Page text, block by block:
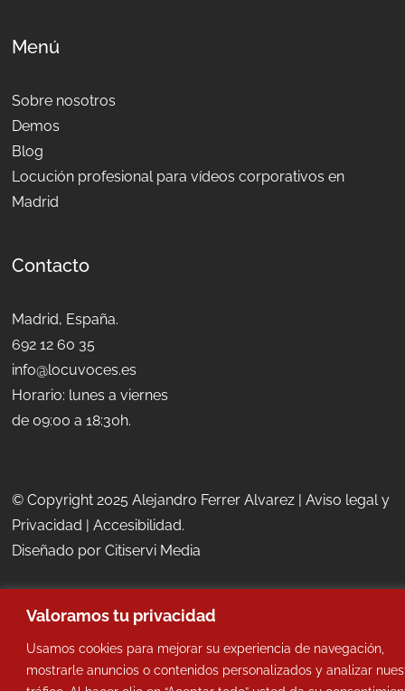
Valoramos tu privacidad
Usamos cookies para mejorar su experiencia de navegación,
mostrarle anuncios o contenidos personalizados y analizar
Menú
Sobre nosotros
Demos
Blog
Locución profesional para vídeos corporativos en
Madrid
Contacto
Madrid, España.
692 12 60 35
info@locuvoces.es
Horario: lunes a viernes
de 09:00 a 18:30h.
© Copyright 2025 Alejandro Ferrer Alvarez |Aviso legal y
Privacidad |Accesibilidad.
Diseñado porCitiservi Media